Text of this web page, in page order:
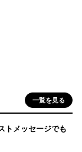
一覧を見る
トメッセージでも